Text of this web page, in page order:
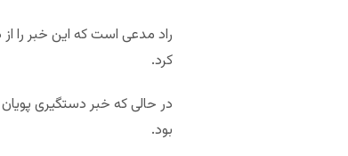
راد مدعی است که این خبر را
کرد.
در حالی که خبر دستگیری
بود.